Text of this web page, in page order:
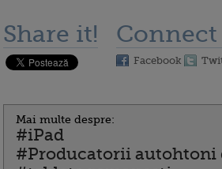
Share it! Connect
Facebook
Mai multe despre:
#iPad
#Producatorii autohtoni